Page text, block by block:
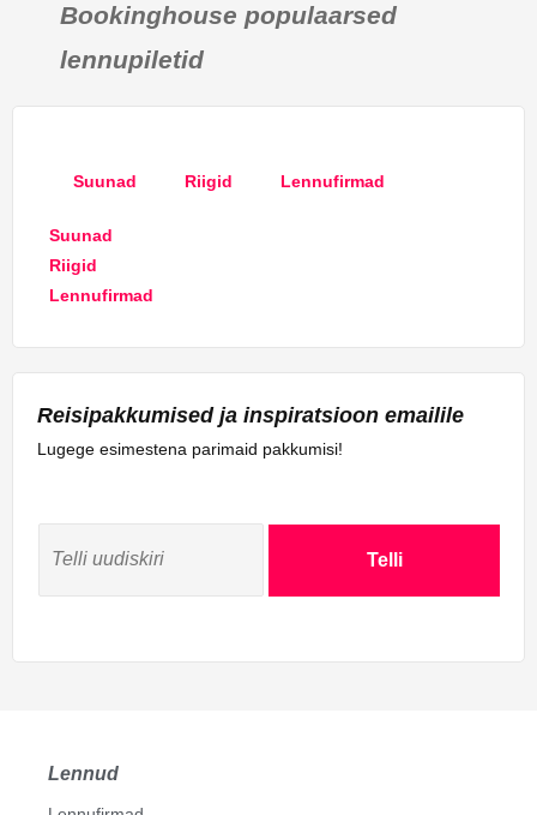
Bookinghouse populaarsed
lennupiletid
Suunad Riigid Lennufirmad
Suunad
Riigid
Lennufirmad
Reisipakkumised ja inspiratsioon emailile
Lugege esimestena parimaid pakkumisi!
Telli
Lennud